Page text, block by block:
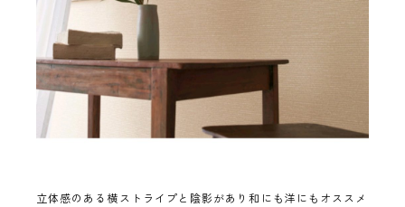
立体感のある横ストライプと陰影があり和にも洋にもオススメ